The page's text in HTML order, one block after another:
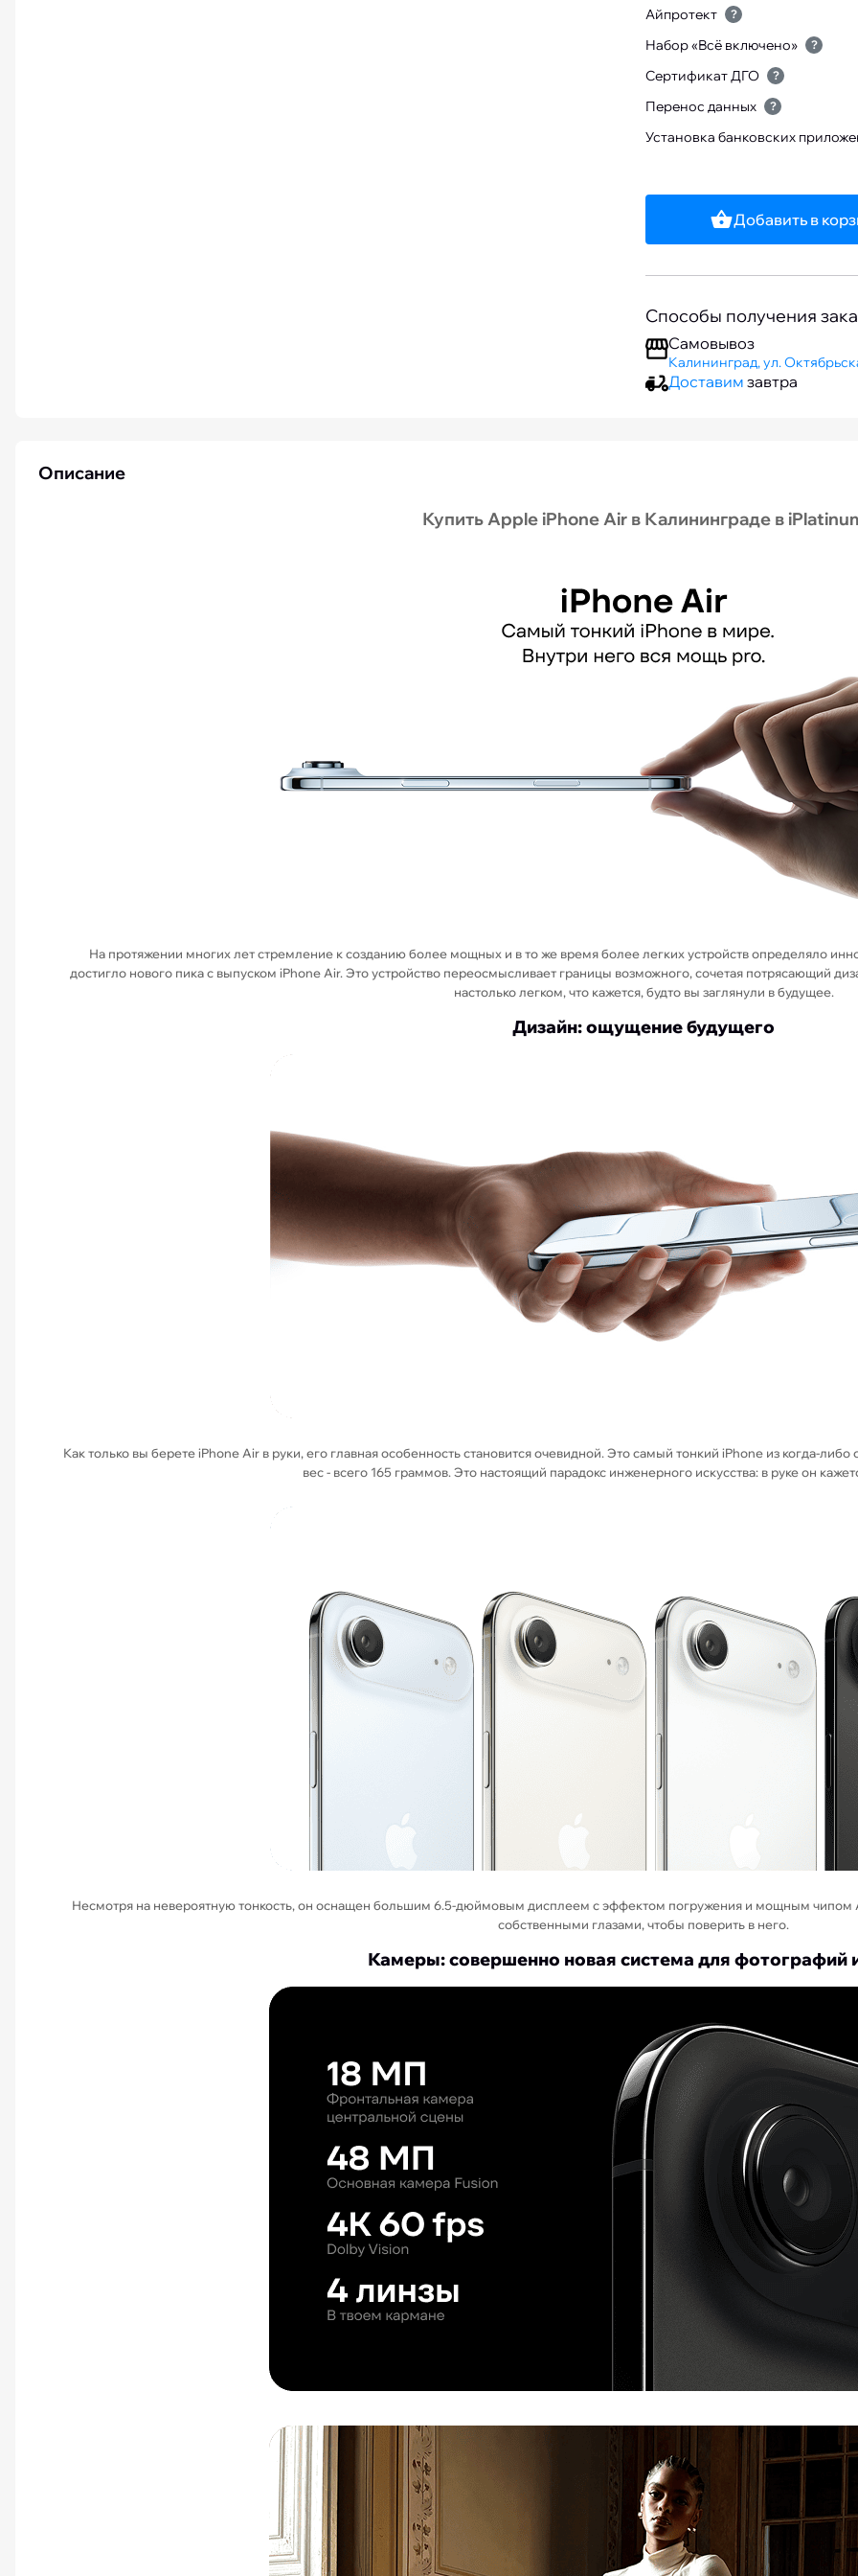
Айпротект ?
Набор «Всё включено» ?
Сертификат ДГО ?
Перенос данных ?
Установка банковских
Добавить в
Способы получения
Самовывоз
Калининград, ул.
Доставим завтра
Описание
Купить Apple iPhone Air в Калининграде в
На протяжении многих лет стремление к созданию более мощных и в то же время более легких устройств определяло
достигло нового пика с выпуском iPhone Air. Это устройство переосмысливает границы возможного, сочетая потрясающий
настолько легком, что кажется, будто вы заглянули в будущее.
Дизайн: ощущение будущего
Как только вы берете iPhone Air в руки, его главная особенность становится очевидной. Это самый тонкий iPhone из когда-
вес - всего 165 граммов. Это настоящий парадокс инженерного искусства: в руке он
Несмотря на невероятную тонкость, он оснащен большим 6.5-дюймовым дисплеем с эффектом погружения и мощным чипом
собственными глазами, чтобы поверить в него.
Камеры: совершенно новая система для фотографий